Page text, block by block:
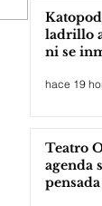
ladrillo
ni se
hace 19
Teatro
agenda